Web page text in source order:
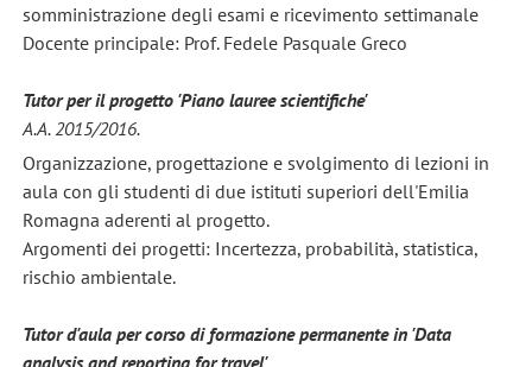
somministrazione degli esami e ricevimento settimanale
Docente principale: Prof. Fedele Pasquale Greco
Tutor per il progetto 'Piano lauree scientifiche'
A.A. 2015/2016.
Organizzazione, progettazione e svolgimento di lezioni in
aula con gli studenti di due istituti superiori dell'Emilia
Romagna aderenti al progetto.
Argomenti dei progetti: Incertezza, probabilità, statistica,
rischio ambientale.
Tutor d'aula per corso di formazione permanente in 'Data
analysis and reporting for travel'